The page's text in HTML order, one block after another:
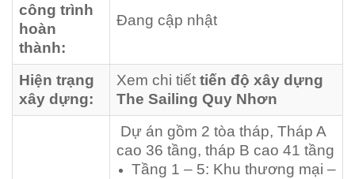
công trình
hoàn
thành:
Đang cập nhật
Hiện trạng
xây dựng:
Xem chi tiết tiến độ xây dựng
The Sailing Quy Nhơn
Dự án gồm 2 tòa tháp, Tháp A
cao 36 tầng, tháp B cao 41 tầng
Tầng 1 – 5: Khu thương mại –